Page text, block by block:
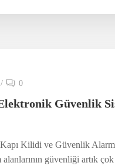
/ 0
Güvenlik
Kilidi ve Güvenlik
alanlarının güvenliği artık